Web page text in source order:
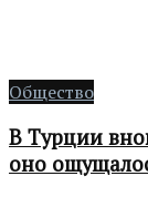
Общество
В Турции
оно